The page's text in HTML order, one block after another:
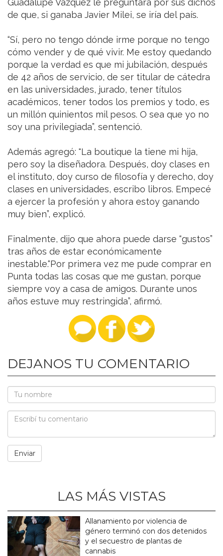
Guadalupe Vázquez le preguntara por sus dichos
de que, si ganaba Javier Milei, se iría del país.
“Sí, pero no tengo dónde irme porque no tengo
cómo vender y de qué vivir. Me estoy quedando
porque la verdad es que mi jubilación, después
de 42 años de servicio, de ser titular de cátedra
en las universidades, jurado, tener títulos
académicos, tener todos los premios y todo, es
un millón quinientos mil pesos. O sea que yo no
soy una privilegiada”, sentenció.
Además agregó: "La boutique la tiene mi hija,
pero soy la diseñadora. Después, doy clases en
el instituto, doy curso de filosofía y derecho, doy
clases en universidades, escribo libros. Empecé
a ejercer la profesión y ahora estoy ganando
muy bien”, explicó.
Finalmente, dijo que ahora puede darse “gustos”
tras años de estar económicamente
inestable.“Por primera vez me pude comprar en
Punta todas las cosas que me gustan, porque
siempre voy a casa de amigos. Durante unos
años estuve muy restringida”, afirmó.
DEJANOS TU COMENTARIO
LAS MÁS VISTAS
Allanamiento por violencia de
género terminó con dos detenidos
y el secuestro de plantas de
cannabis